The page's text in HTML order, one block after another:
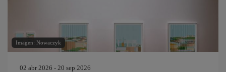
Imagen: Nowaczyk
02 abr 2026 - 20 sep 2026